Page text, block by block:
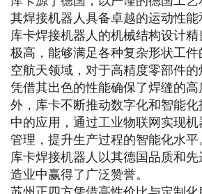
其焊接机器人具备卓越的运动性能
库卡焊接机器人的机械结构设计
极高，能够满足各种复杂形状工
空航天领域，对于高精度零部件
凭借其出色的性能确保了焊缝的
外，库卡不断推动数字化和智能
中的应用，通过工业物联网实现
管理，提升生产过程的智能化水平。
库卡焊接机器人以其德国品质和先
造业中赢得了广泛赞誉。